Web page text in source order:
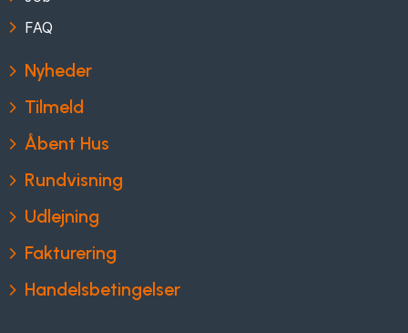
FAQ
Nyheder
Tilmeld
Åbent Hus
Rundvisning
Udlejning
Fakturering
Handelsbetingelser